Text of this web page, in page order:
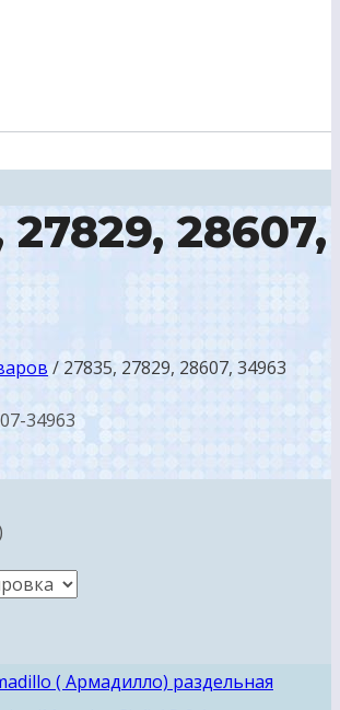
27829, 28607,
/ 27835, 27829, 28607, 34963
34963